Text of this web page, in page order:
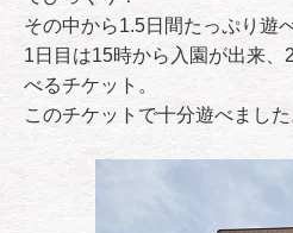
その中から1.5日間たっぷり遊
1日目は15時から入園が出来、
べるチケット。
このチケットで十分遊べました